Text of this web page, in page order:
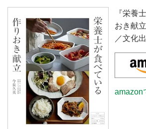
『栄養
おき献
／文化
amazon